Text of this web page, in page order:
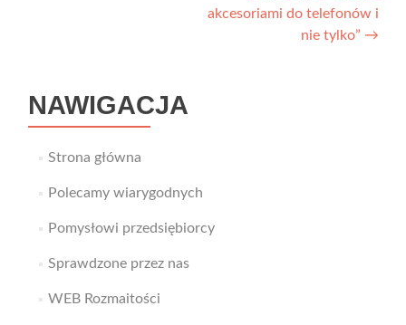
akcesoriami do telefonów i
nie tylko” →
NAWIGACJA
Strona główna
Polecamy wiarygodnych
Pomysłowi przedsiębiorcy
Sprawdzone przez nas
WEB Rozmaitości